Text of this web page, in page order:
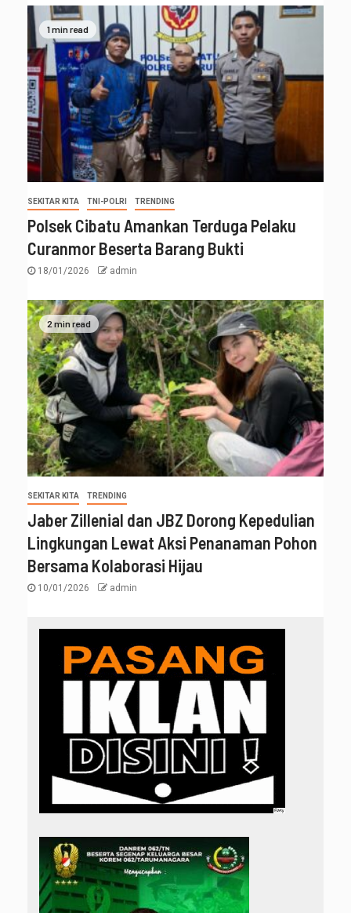
1 min read
SEKITAR KITA TNI-POLRI TRENDING
Polsek Cibatu Amankan Terduga Pelaku
Curanmor Beserta Barang Bukti
18/01/2026 admin
2 min read
SEKITAR KITA TRENDING
Jaber Zillenial dan JBZ Dorong Kepedulian
Lingkungan Lewat Aksi Penanaman Pohon
Bersama Kolaborasi Hijau
10/01/2026 admin